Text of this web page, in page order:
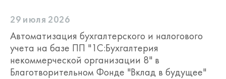
29 июля 2026
Автоматизация бухгалтерского и налогового
учета на базе ПП "1С:Бухгалтерия
некоммерческой организации 8" в
Благотворительном Фонде "Вклад в будущее"